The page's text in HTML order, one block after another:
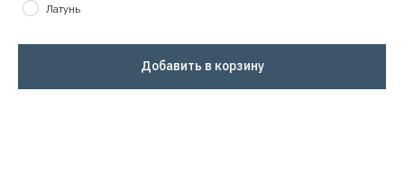
Латунь
Добавить в корзину